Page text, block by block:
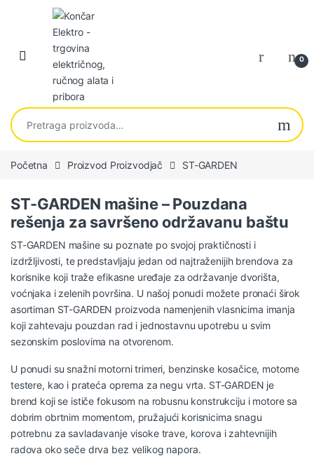
Skip to navigation
Skip to content
0
Pretraga za:
Početna Proizvod Proizvodjač ST-GARDEN
ST-GARDEN mašine – Pouzdana
rešenja za savršeno održavanu baštu
ST-GARDEN mašine su poznate po svojoj praktičnosti i
izdržljivosti, te predstavljaju jedan od najtraženijih brendova za
korisnike koji traže efikasne uređaje za održavanje dvorišta,
voćnjaka i zelenih površina. U našoj ponudi možete pronaći širok
asortiman ST-GARDEN proizvoda namenjenih vlasnicima imanja
koji zahtevaju pouzdan rad i jednostavnu upotrebu u svim
sezonskim poslovima na otvorenom.
U ponudi su snažni motorni trimeri, benzinske kosačice, motorne
testere, kao i prateća oprema za negu vrta. ST-GARDEN je
brend koji se ističe fokusom na robusnu konstrukciju i motore sa
dobrim obrtnim momentom, pružajući korisnicima snagu
potrebnu za savladavanje visoke trave, korova i zahtevnijih
radova oko seče drva bez velikog napora.